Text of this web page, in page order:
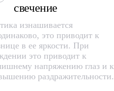
свечение
изнашивается
это приводит к
в ее яркости. При
это приводит к
напряжению глаз и к
раздражительности.